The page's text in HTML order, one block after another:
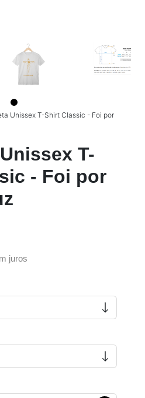
Unissex T-Shirt Classic - Foi por
T-
- Foi por
juros